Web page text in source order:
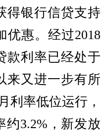
得银行信贷支持
优惠。经过2018
款利率已经处于
来又进一步有所
利率低位运行，
约3.2%，新发放